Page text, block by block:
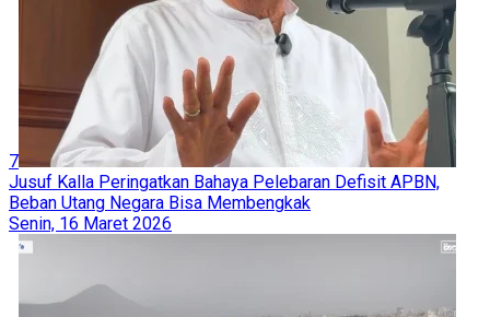
7
Jusuf Kalla Peringatkan Bahaya Pelebaran Defisit APBN,
Beban Utang Negara Bisa Membengkak
Senin, 16 Maret 2026